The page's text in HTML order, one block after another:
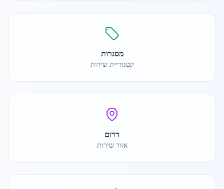
מסגרות
קטגוריית שירות
דרום
אזור שירות